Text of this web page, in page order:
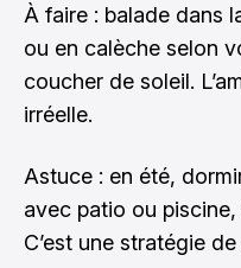
À faire : balade dans
ou en calèche selon
coucher de soleil.
irréelle.
Astuce : en été,
avec patio ou piscine,
C’est une stratégie